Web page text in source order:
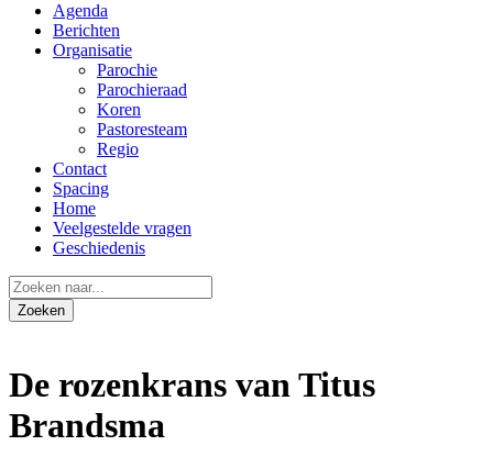
Agenda
Berichten
Organisatie
Parochie
Parochieraad
Koren
Pastoresteam
Regio
Contact
Spacing
Home
Veelgestelde vragen
Geschiedenis
De rozenkrans van Titus
Brandsma